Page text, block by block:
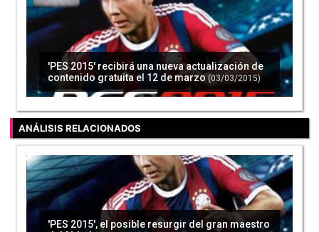
'PES 2015' recibirá una nueva actualización de
contenido gratuita el 12 de marzo (03/03/2015)
ANÁLISIS RELACIONADOS
'PES 2015', el posible resurgir del gran maestro